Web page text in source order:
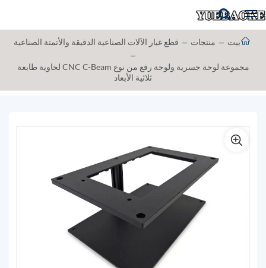
بيت منتجات قطع غيار الآلات الصناعية الدقيقة والأتمتة الصناعية
مجموعة لوحة جسرية ولوحة رفع من نوع CNC C-Beam لحاوية طابعة
ثلاثية الأبعاد